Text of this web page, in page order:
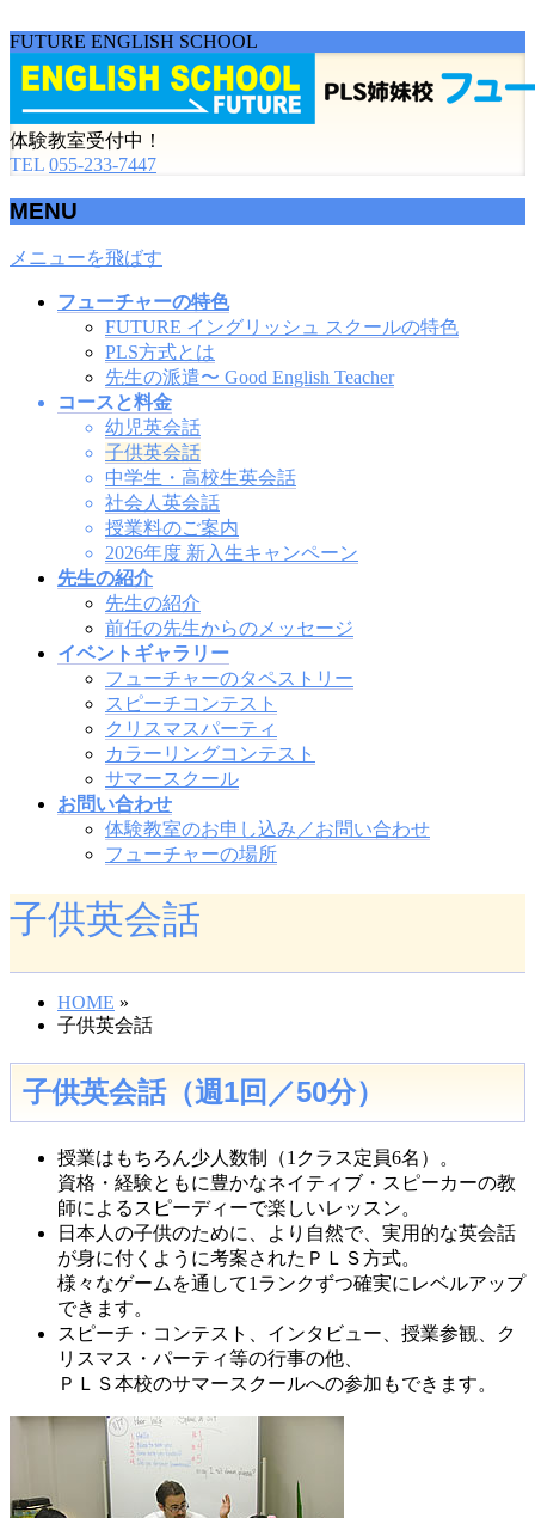
FUTURE ENGLISH SCHOOL
体験教室受付中！
TEL 055-233-7447
MENU
メニューを飛ばす
フューチャーの特色
FUTURE イングリッシュ スクールの特色
PLS方式とは
先生の派遣〜 Good English Teacher
コースと料金
幼児英会話
子供英会話
中学生・高校生英会話
社会人英会話
授業料のご案内
2026年度 新入生キャンペーン
先生の紹介
先生の紹介
前任の先生からのメッセージ
イベントギャラリー
フューチャーのタペストリー
スピーチコンテスト
クリスマスパーティ
カラーリングコンテスト
サマースクール
お問い合わせ
体験教室のお申し込み／お問い合わせ
フューチャーの場所
子供英会話
HOME »
子供英会話
子供英会話（週1回／50分）
授業はもちろん少人数制（1クラス定員6名）。
資格・経験ともに豊かなネイティブ・スピーカーの教
師によるスピーディーで楽しいレッスン。
日本人の子供のために、より自然で、実用的な英会話
が身に付くように考案されたＰＬＳ方式。
様々なゲームを通して1ランクずつ確実にレベルアップ
できます。
スピーチ・コンテスト、インタビュー、授業参観、ク
リスマス・パーティ等の行事の他、
ＰＬＳ本校のサマースクールへの参加もできます。